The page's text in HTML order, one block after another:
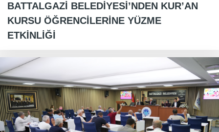
BATTALGAZİ BELEDİYESİ’NDEN KUR’AN
KURSU ÖĞRENCİLERİNE YÜZME
ETKİNLİĞİ